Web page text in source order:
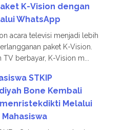
K-Vision dengan
WhatsApp
acara televisi menjadi lebih
paket K-Vision.
berbayar, K-Vision m...
STKIP
Bone Kembali
Melalui